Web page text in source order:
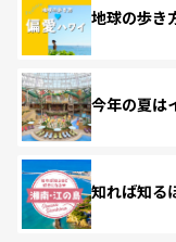
地球の歩き
今年の夏は
知れば知る